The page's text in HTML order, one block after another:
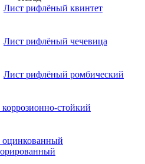
Лист рифлёный квинтет
Лист рифлёный чечевица
Лист рифлёный ромбический
стойкий
оцинкованный